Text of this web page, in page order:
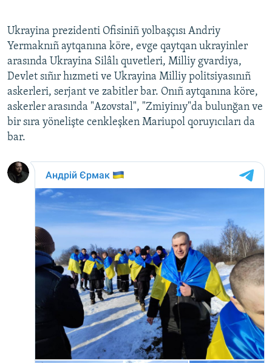
Ukrayina prezidenti Ofisiniñ yolbaşçısı Andriy
Yermaknıñ aytqanına köre, evge qaytqan ukrayinler
arasında Ukrayina Silâlı quvetleri, Milliy gvardiya,
Devlet sıñır hızmeti ve Ukrayina Milliy politsiyasınıñ
askerleri, serjant ve zabitler bar. Onıñ aytqanına köre,
askerler arasında "Azovstal", "Zmiyinıy"da bulunğan ve
bir sıra yönelişte cenkleşken Mariupol qoruyıcıları da
bar.